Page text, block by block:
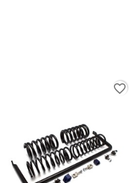
favorite_border